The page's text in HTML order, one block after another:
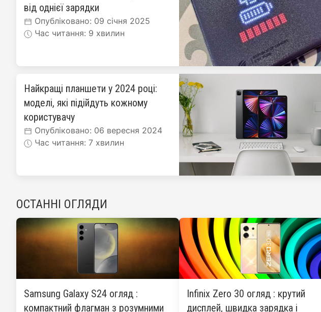
від однієї зарядки
Опубліковано: 09 січня 2025
Час читання: 9 хвилин
Найкращі планшети у 2024 році:
моделі, які підійдуть кожному
користувачу
Опубліковано: 06 вересня 2024
Час читання: 7 хвилин
ОСТАННІ ОГЛЯДИ
Samsung Galaxy S24 огляд :
компактний флагман з розумними
Infinix Zero 30 огляд : крутий
дисплей, швидка зарядка і